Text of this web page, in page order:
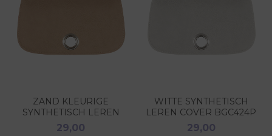
ZAND KLEURIGE
SYNTHETISCH LEREN
COVER BGC406P
29,00
WITTE SYNTHETISCH
LEREN COVER BGC424P
29,00